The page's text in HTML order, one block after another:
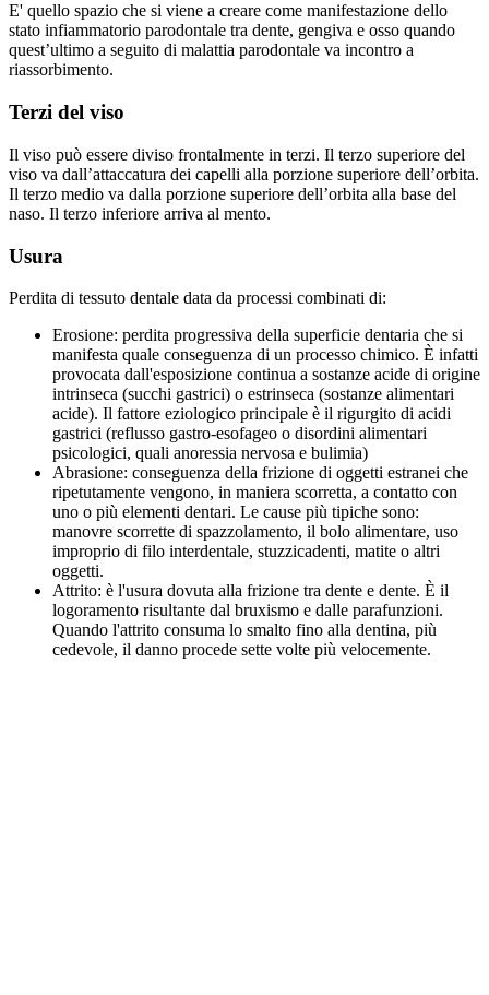
E' quello spazio che si viene a creare come manifestazione dello
stato infiammatorio parodontale tra dente, gengiva e osso quando
quest’ultimo a seguito di malattia parodontale va incontro a
riassorbimento.
Terzi del viso
Il viso può essere diviso frontalmente in terzi. Il terzo superiore del
viso va dall’attaccatura dei capelli alla porzione superiore dell’orbita.
Il terzo medio va dalla porzione superiore dell’orbita alla base del
naso. Il terzo inferiore arriva al mento.
Usura
Perdita di tessuto dentale data da processi combinati di:
Erosione: perdita progressiva della superficie dentaria che si
manifesta quale conseguenza di un processo chimico. È infatti
provocata dall'esposizione continua a sostanze acide di origine
intrinseca (succhi gastrici) o estrinseca (sostanze alimentari
acide). Il fattore eziologico principale è il rigurgito di acidi
gastrici (reflusso gastro-esofageo o disordini alimentari
psicologici, quali anoressia nervosa e bulimia)
Abrasione: conseguenza della frizione di oggetti estranei che
ripetutamente vengono, in maniera scorretta, a contatto con
uno o più elementi dentari. Le cause più tipiche sono:
manovre scorrette di spazzolamento, il bolo alimentare, uso
improprio di filo interdentale, stuzzicadenti, matite o altri
oggetti.
Attrito: è l'usura dovuta alla frizione tra dente e dente. È il
logoramento risultante dal bruxismo e dalle parafunzioni.
Quando l'attrito consuma lo smalto fino alla dentina, più
cedevole, il danno procede sette volte più velocemente.